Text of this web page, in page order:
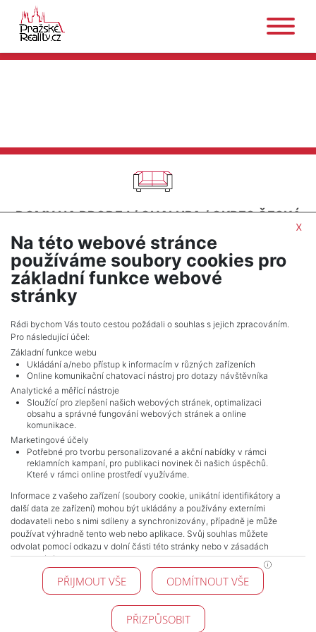
DOMY NA PRODEJ/CHALUPA/OKRES ČESKÁ
SEŘADIT PODLE CENY
UPRAVIT HLEDÁNÍ
NAVIGACE
Obchodní podmínky
Ochrana osobních údajů
Realitní kanceláře
Kontakt
Zpracování cookies
KONTAKT
Pražské reality
140 00 Praha 4
x
Na této webové stránce
používáme soubory cookies pro
základní funkce webové
stránky
Rádi bychom Vás touto cestou požádali o souhlas s jejich zpracováním.
Pro následující účel:
Základní funkce webu
Ukládání a/nebo přístup k informacím v různých zařízeních
Online komunikační chatovací nástroj pro dotazy návštěvníka
Analytické a měřící nástroje
Sloužící pro zlepšení našich webových stránek, optimalizaci
obsahu a správné fungování webových stránek a online
komunikace.
Marketingové účely
Potřebné pro tvorbu personalizované a akční nabídky v rámci
reklamních kampaní, pro publikaci novinek či našich úspěchů.
Které v rámci online prostředí využíváme.
Informace z vašeho zařízení (soubory cookie, unikátní identifikátory a
další data ze zařízení) mohou být ukládány a používány externími
dodavateli nebo s nimi sdíleny a synchronizovány, případně je může
používat výhradně tento web nebo aplikace. Svůj souhlas můžete
odvolat pomocí odkazu v dolní části této stránky nebo v zásadách
zpracování cookies.
PŘIJMOUT VŠE ODMÍTNOUT VŠE
PŘIZPŮSOBIT